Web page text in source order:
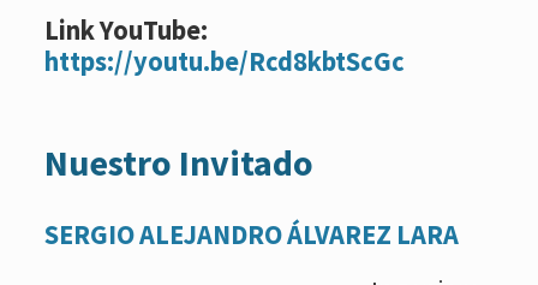
Link YouTube:
https://youtu.be/Rcd8kbtScGc
Nuestro Invitado
SERGIO ALEJANDRO ÁLVAREZ LARA